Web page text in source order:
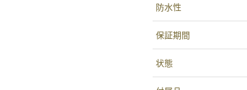
防水性
保証期間
状態